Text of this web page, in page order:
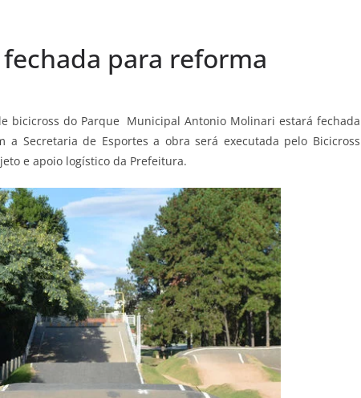
para reforma
bicicross do Parque Municipal Antonio Molinari estará fechada
a Secretaria de Esportes a obra será executada pelo Bicicross
e apoio logístico da Prefeitura.